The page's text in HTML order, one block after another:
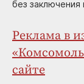
без
Реклама в
сайте